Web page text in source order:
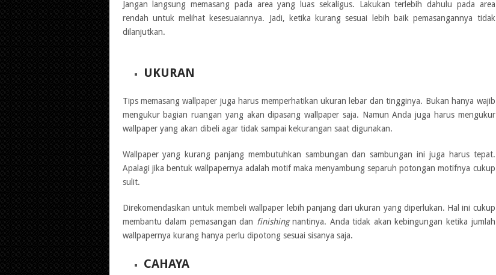
Jangan langsung memasang pada area yang luas sekaligus. Lakukan terlebih dahulu pada area
rendah untuk melihat kesesuaiannya. Jadi, ketika kurang sesuai lebih baik pemasangannya tidak
dilanjutkan.
UKURAN
Tips memasang wallpaper juga harus memperhatikan ukuran lebar dan tingginya. Bukan hanya wajib
mengukur bagian ruangan yang akan dipasang wallpaper saja. Namun Anda juga harus mengukur
wallpaper yang akan dibeli agar tidak sampai kekurangan saat digunakan.
Wallpaper yang kurang panjang membutuhkan sambungan dan sambungan ini juga harus tepat.
Apalagi jika bentuk wallpapernya adalah motif maka menyambung separuh potongan motifnya cukup
sulit.
Direkomendasikan untuk membeli wallpaper lebih panjang dari ukuran yang diperlukan. Hal ini cukup
membantu dalam pemasangan dan finishingnantinya. Anda tidak akan kebingungan ketika jumlah
wallpapernya kurang hanya perlu dipotong sesuai sisanya saja.
CAHAYA